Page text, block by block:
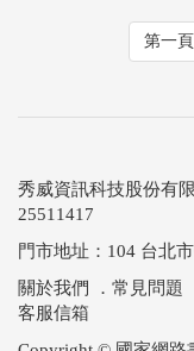
第一頁
秀威資訊科技股份有
25511417
門市地址：104 台北
關於我們 ． 常見問題
客服信箱